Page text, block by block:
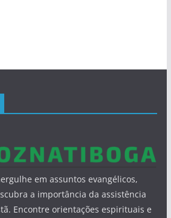
em assuntos evangélicos,
a importância da assistência
Encontre orientações espirituais e